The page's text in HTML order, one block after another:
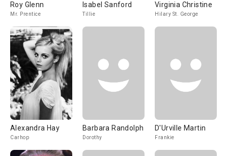
Roy Glenn
Mr. Prentice
Isabel Sanford
Tillie
Virginia Christine
Hilary St. George
Alexandra Hay
Carhop
Barbara Randolph
Dorothy
D'Urville Martin
Frankie